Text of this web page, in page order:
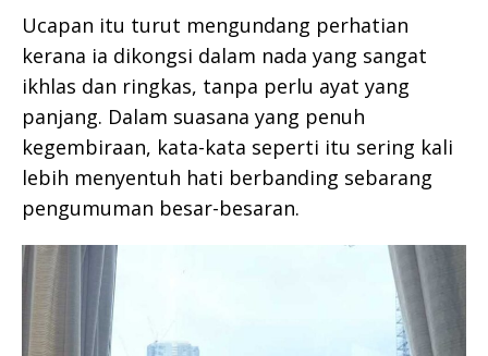
Ucapan itu turut mengundang perhatian
kerana ia dikongsi dalam nada yang sangat
ikhlas dan ringkas, tanpa perlu ayat yang
panjang. Dalam suasana yang penuh
kegembiraan, kata-kata seperti itu sering kali
lebih menyentuh hati berbanding sebarang
pengumuman besar-besaran.